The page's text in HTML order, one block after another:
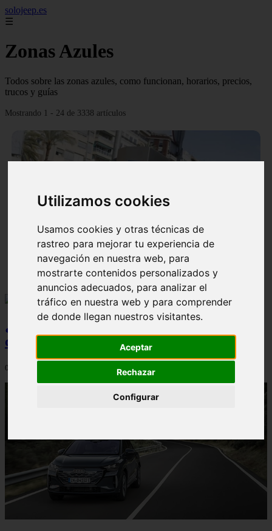
Utilizamos cookies
Usamos cookies y otras técnicas de
rastreo para mejorar tu experiencia de
navegación en nuestra web, para
mostrarte contenidos personalizados y
anuncios adecuados, para analizar el
tráfico en nuestra web y para comprender
de donde llegan nuestros visitantes.
Aceptar
Rechazar
Configurar
solojeep.es
☰
Zonas Azules
Todos sobre las zonas azules, como funcionan, horarios, precios,
trucos y guías
Mostrando 1 - 24 de 3338 artículos
▷ Zona Azul Córdoba 《 Horarios y Tarifas 2024 》
¿Qué Seat Ibiza merece más la pena
comprar?
08/08/2026